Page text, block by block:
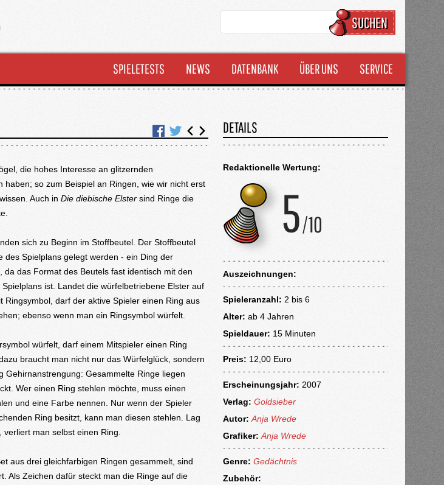
SUCHEN
SPIELETESTS NEWS DATENBANK ÜBER UNS SERVICE
die hohes Interesse an glitzernden
haben; so zum Beispiel an Ringen, wie wir nicht erst
Auch in Die diebische Elstersind Ringe die
sich zu Beginn im Stoffbeutel. Der Stoffbeutel
des Spielplans gelegt werden - ein Ding der
da das Format des Beutels fast identisch mit den
ist. Landet die würfelbetriebene Elster auf
Ringsymbol, darf der aktive Spieler einen Ring aus
ebenso wenn man ein Ringsymbol würfelt.
würfelt, darf einem Mitspieler einen Ring
braucht man nicht nur das Würfelglück, sondern
Gehirnanstrengung: Gesammelte Ringe liegen
Wer einen Ring stehlen möchte, muss einen
und eine Farbe nennen. Nur wenn der Spieler
Ring besitzt, kann man diesen stehlen. Lag
verliert man selbst einen Ring.
aus drei gleichfarbigen Ringen gesammelt, sind
Als Zeichen dafür steckt man die Ringe auf die
DETAILS
Redaktionelle Wertung:
Auszeichnungen:
Spieleranzahl: 2 bis 6
Alter: ab 4 Jahren
Spieldauer: 15 Minuten
Preis: 12,00 Euro
Erscheinungsjahr: 2007
Verlag: Goldsieber
Autor: Anja Wrede
Grafiker: Anja Wrede
Genre: Gedächtnis
Zubehör: